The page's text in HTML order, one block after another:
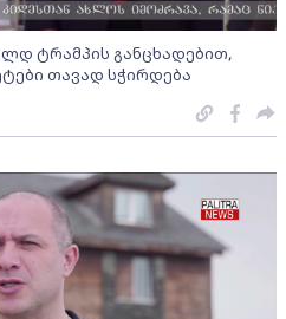
ტრამპის განცხადებით,
თავად სჭირდება